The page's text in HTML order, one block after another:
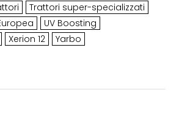
Trattori super-specializzati
UV Boosting
Xerion 12 Yarbo